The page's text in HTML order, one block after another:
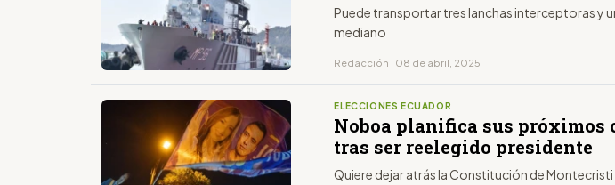
Puede transportar tres lanchas interceptoras y
mediano
Redacción · 08 de abril, 2025
ELECCIONES ECUADOR
Noboa planifica sus próximos
tras ser reelegido presidente
Quiere dejar atrás la Constitución de Montecristi